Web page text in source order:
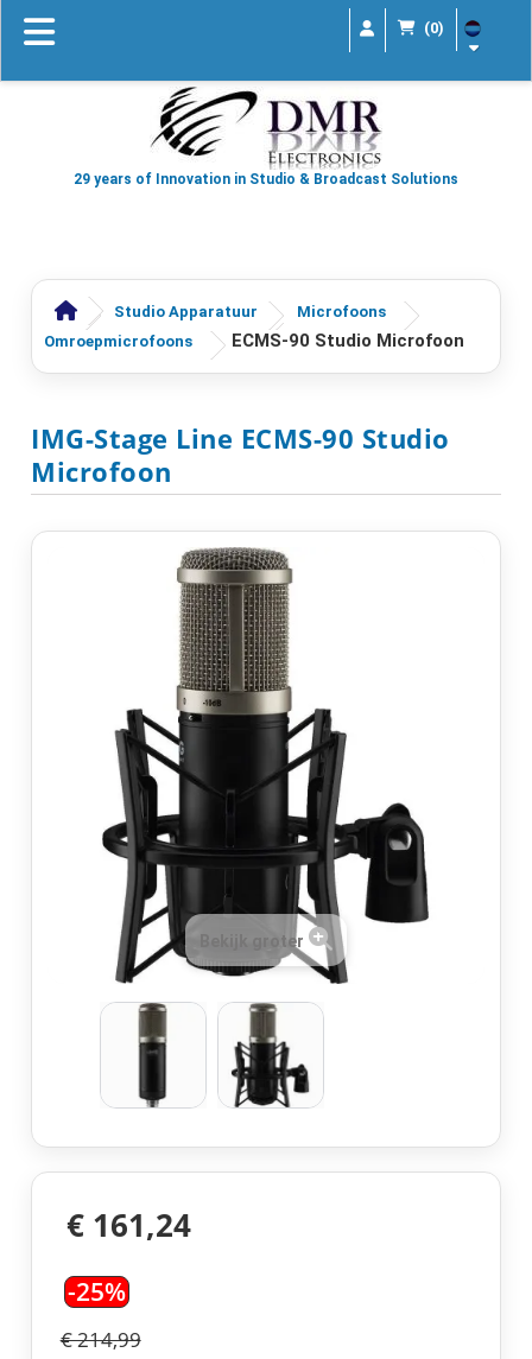
(0)
29 years of Innovation in Studio & Broadcast Solutions
Studio Apparatuur
Microfoons
Omroepmicrofoons
ECMS-90 Studio Microfoon
IMG-Stage Line ECMS-90 Studio
Microfoon
Bekijk groter
€ 161,24
-25%
€ 214,99